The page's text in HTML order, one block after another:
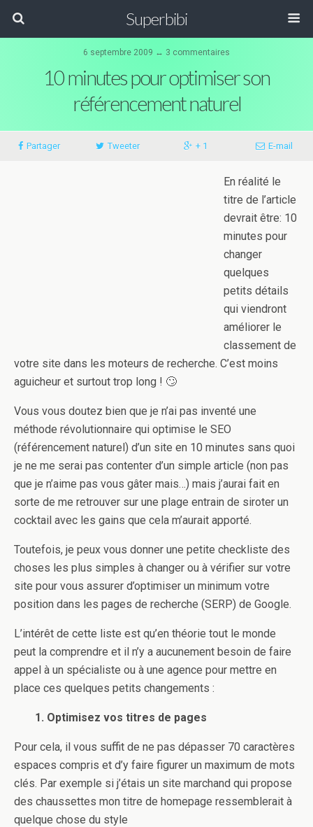
Superbibi
6 septembre 2009 ↔ 3 commentaires
10 minutes pour optimiser son
référencement naturel
Partager Tweeter + 1 E-mail
En réalité le
titre de l’article
devrait être: 10
minutes pour
changer
quelques
petits détails
qui viendront
améliorer le
classement de
votre site dans les moteurs de recherche. C’est moins
aguicheur et surtout trop long ! 🙄
Vous vous doutez bien que je n’ai pas inventé une
méthode révolutionnaire qui optimise le SEO
(référencement naturel) d’un site en 10 minutes sans quoi
je ne me serai pas contenter d’un simple article (non pas
que je n’aime pas vous gâter mais…) mais j’aurai fait en
sorte de me retrouver sur une plage entrain de siroter un
cocktail avec les gains que cela m’aurait apporté.
Toutefois, je peux vous donner une petite checkliste des
choses les plus simples à changer ou à vérifier sur votre
site pour vous assurer d’optimiser un minimum votre
position dans les pages de recherche (SERP) de Google.
L’intérêt de cette liste est qu’en théorie tout le monde
peut la comprendre et il n’y a aucunement besoin de faire
appel à un spécialiste ou à une agence pour mettre en
place ces quelques petits changements :
1. Optimisez vos titres de pages
Pour cela, il vous suffit de ne pas dépasser 70 caractères
espaces compris et d’y faire figurer un maximum de mots
clés. Par exemple si j’étais un site marchand qui propose
des chaussettes mon titre de homepage ressemblerait à
quelque chose du style